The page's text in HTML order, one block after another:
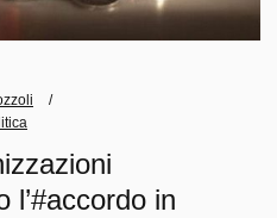
l’#accordo in